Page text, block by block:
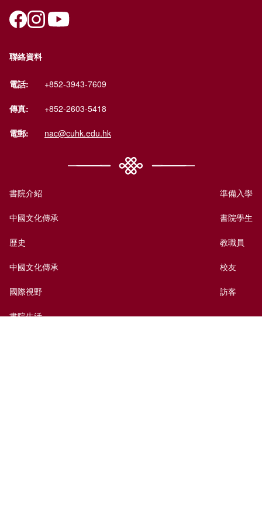
聯絡資料
電話: +852-3943-7609
傳真: +852-2603-5418
電郵: nac@cuhk.edu.hk
書院介紹
中國文化傳承
歷史
中國文化傳承
國際視野
書院生活
準備入學
書院學生
教職員
校友
訪客